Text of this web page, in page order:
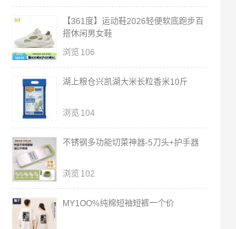
【361度】运动鞋2026轻便软底跑步百
搭休闲男女鞋
浏览 106
湖上粮仓兴凯湖大米长粒香米10斤
浏览 104
不锈钢多功能切菜神器-5刀头+护手器
浏览 102
MY1OO%纯棉短袖短裤一个价